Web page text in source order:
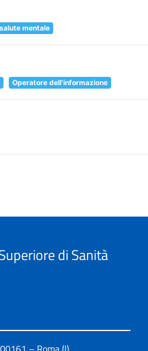
mentale
Operatore dell'informazione
di Sanità